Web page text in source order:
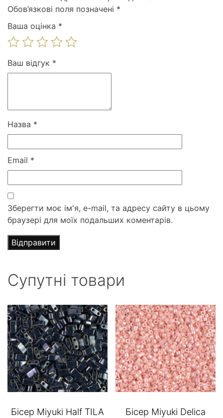
Обов’язкові поля позначені *
Ваша оцінка *
Ваш відгук *
Назва *
Email *
Зберегти моє ім'я, e-mail, та адресу сайту в цьому
браузері для моїх подальших коментарів.
Супутні товари
Бісер Miyuki Half TILA
Бісер Miyuki Delica